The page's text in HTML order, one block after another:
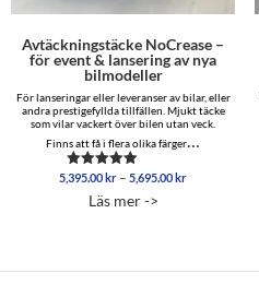
Avtäckningstäcke NoCrease –
för event & lansering av nya
bilmodeller
För lanseringar eller leveranser av bilar, eller
andra prestigefyllda tillfällen. Mjukt täcke
som vilar vackert över bilen utan veck.
Finns att få i flera olika färger…
Betygsatt
av 5
5,395.00 kr – 5,695.00 krPrisintervall:
Läs mer ->